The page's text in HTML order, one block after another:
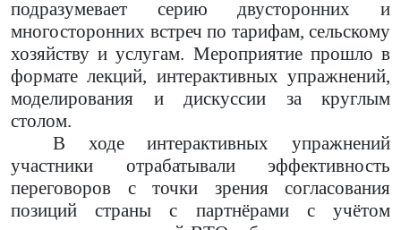
подразумевает серию двусторонних и
многосторонних встреч по тарифам, сельскому
хозяйству и услугам. Мероприятие прошло в
формате лекций, интерактивных упражнений,
моделирования и дискуссии за круглым
столом.
В ходе интерактивных упражнений
участники отрабатывали эффективность
переговоров с точки зрения согласования
позиций страны с партнёрами с учётом